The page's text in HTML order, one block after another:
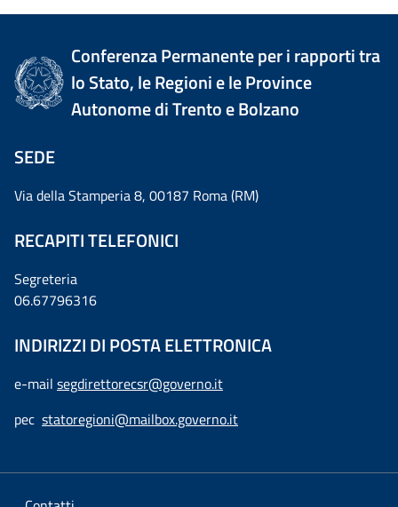
Conferenza Permanente per i rapporti tra
lo Stato, le Regioni e le Province
Autonome di Trento e Bolzano
SEDE
Via della Stamperia 8, 00187 Roma (RM)
RECAPITI TELEFONICI
Segreteria
06.67796316
INDIRIZZI DI POSTA ELETTRONICA
e-mail segdirettorecsr@governo.it
pec statoregioni@mailbox.governo.it